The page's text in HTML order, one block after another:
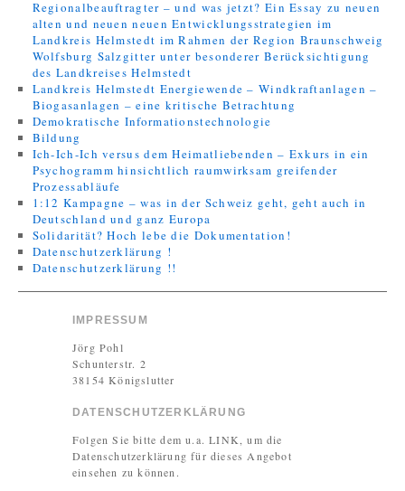
Regionalbeauftragter – und was jetzt? Ein Essay zu neuen
alten und neuen neuen Entwicklungsstrategien im
Landkreis Helmstedt im Rahmen der Region Braunschweig
Wolfsburg Salzgitter unter besonderer Berücksichtigung
des Landkreises Helmstedt
Landkreis Helmstedt Energiewende – Windkraftanlagen –
Biogasanlagen – eine kritische Betrachtung
Demokratische Informationstechnologie
Bildung
Ich-Ich-Ich versus dem Heimatliebenden – Exkurs in ein
Psychogramm hinsichtlich raumwirksam greifender
Prozessabläufe
1:12 Kampagne – was in der Schweiz geht, geht auch in
Deutschland und ganz Europa
Solidarität? Hoch lebe die Dokumentation!
Datenschutzerklärung !
Datenschutzerklärung !!
IMPRESSUM
Jörg Pohl
Schunterstr. 2
38154 Königslutter
DATENSCHUTZERKLÄRUNG
Folgen Sie bitte dem u.a. LINK, um die
Datenschutzerklärung für dieses Angebot
einsehen zu können.